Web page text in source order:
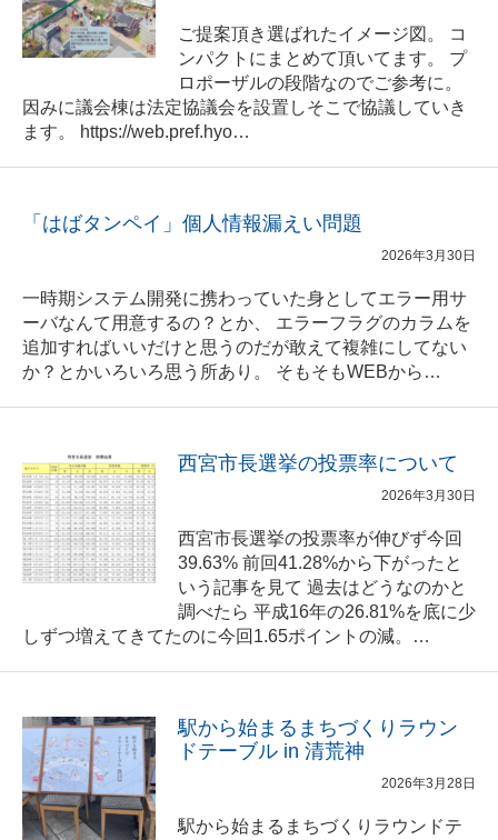
ご提案頂き選ばれたイメージ図。 コ
ンパクトにまとめて頂いてます。 プ
ロポーザルの段階なのでご参考に。
因みに議会棟は法定協議会を設置しそこで協議していき
ます。 https://web.pref.hyo…
「はばタンペイ」個人情報漏えい問題
2026年3月30日
一時期システム開発に携わっていた身としてエラー用サ
ーバなんて用意するの？とか、 エラーフラグのカラムを
追加すればいいだけと思うのだが敢えて複雑にしてない
か？とかいろいろ思う所あり。 そもそもWEBから…
西宮市長選挙の投票率について
2026年3月30日
西宮市長選挙の投票率が伸びず今回
39.63% 前回41.28%から下がったと
いう記事を見て 過去はどうなのかと
調べたら 平成16年の26.81%を底に少
しずつ増えてきてたのに今回1.65ポイントの減。…
駅から始まるまちづくりラウン
ドテーブル in 清荒神
2026年3月28日
駅から始まるまちづくりラウンドテ